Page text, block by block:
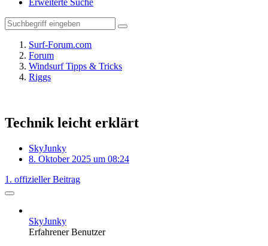
Erweiterte Suche
Surf-Forum.com
Forum
Windsurf Tipps & Tricks
Riggs
Technik leicht erklärt
SkyJunky
8. Oktober 2025 um 08:24
1. offizieller Beitrag
SkyJunky
Erfahrener Benutzer